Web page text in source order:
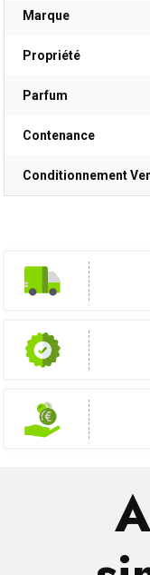
Marque
Propriété
Parfum
Contenance
Conditionnement